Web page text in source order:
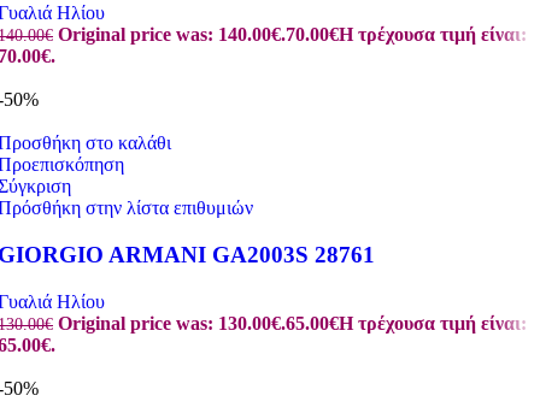
Ηλίου
€ Original price was: 140.00€.70.00€Η τρέχουσα τιμή είναι:
50%
στο καλάθι
στην λίστα επιθυμιών
ARMANI GA2003S 28761
Ηλίου
€ Original price was: 130.00€.65.00€Η τρέχουσα τιμή είναι:
50%